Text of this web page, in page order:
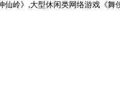
岭》,大型休闲类网络游戏《舞